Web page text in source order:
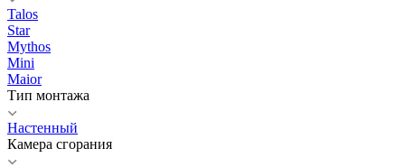
Talos
Star
Mythos
Mini
Maior
Тип монтажа
Настенный
Камера сгорания